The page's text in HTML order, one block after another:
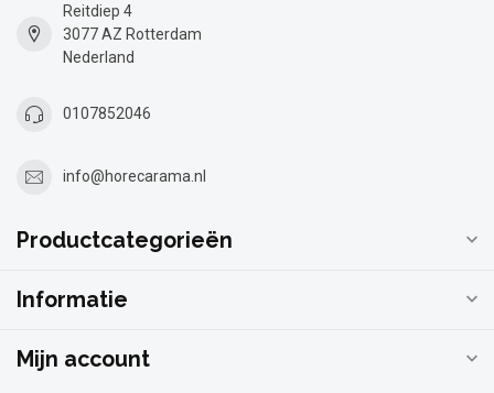
Reitdiep 4
3077 AZ Rotterdam
Nederland
0107852046
info@horecarama.nl
Productcategorieën
Informatie
Mijn account